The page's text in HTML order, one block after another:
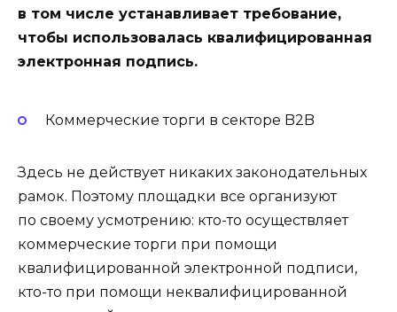
в том числе устанавливает требование,
чтобы использовалась квалифицированная
электронная подпись.
Коммерческие торги в секторе B2B
Здесь не действует никаких законодательных
рамок. Поэтому площадки все организуют
по своему усмотрению: кто-то осуществляет
коммерческие торги при помощи
квалифицированной электронной подписи,
кто-то при помощи неквалифицированной